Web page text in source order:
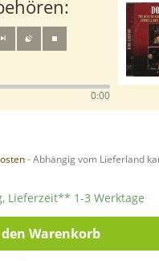
0:00
- Abhängig vom Lieferland
Lieferzeit** 1-3 Werktage
Warenkorb